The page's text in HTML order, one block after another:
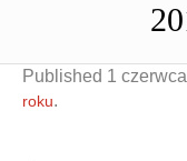
Published 1
roku.